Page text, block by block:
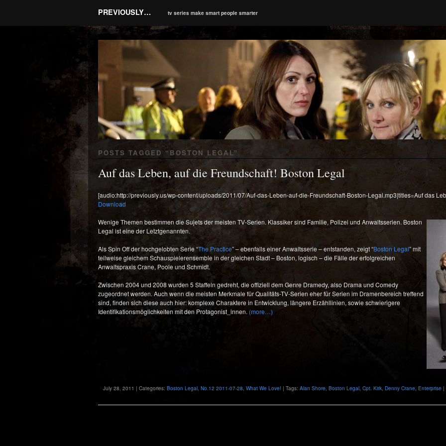
PREVIOUSLY… tv series make smart people smarter
POSTS TAGGED “ BOSTON LEGAL”
Auf das Leben, auf die Freundschaft! Boston Legal
[audio:http://previously.us/wp-content/uploads/2011/07/Auf-das-Leben-auf-die-Freundschaft-Boston-Legal.mp3|titles=Auf das
Download
Wenige Themen bestimmen die Sujets der meisten TV-Serien. Klassiker sind Familie, Polizei und Anwaltsserien. Boston
Legal ist eine der Letztgenannten.
Als Spin Off der hochgelobten Serie “The Practice” – ebenfalls einer Anwaltsserie – entstanden, zeigt “Boston Legal” mit
teilweise gleichem Schauspielerensemble in der gleichen Stadt – Boston, logisch – die Fälle der erfolgreichen
Anwaltspraxis Crane, Poole und Schmidt.
Zwischen 2004 und 2008 wurden 5 Staffeln gedreht, die offiziell dem Genre Dramedy, also Drama und Comedy
zugeordnet werden. Auch wenn die meisten Merkmale für Qualitäts-TV-Serien eher für Serien im Dramenbereich treffend
sind, finden sich diese auch hier: komplexe Charaktere in Entwicklung, längere Erzähllinien, sowie schwierigere
Identifikationsmöglichkeiten mit den Protagonist_innen. (more…)
July 28, 2011 | Categories: Boston Legal, No.12 2011-07-28, What We Love! | Tags: Alan Shore, Boston Legal, Cpt. Kirk, Denny Crane, Enterprise |